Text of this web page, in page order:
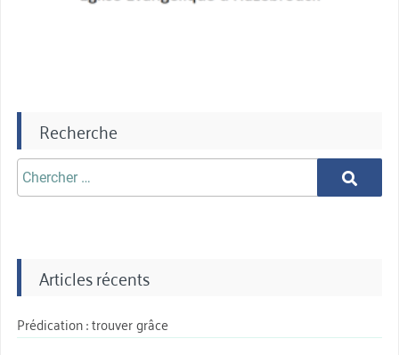
Recherche
Chercher
aprè:
Chercher
Articles récents
Prédication : trouver grâce